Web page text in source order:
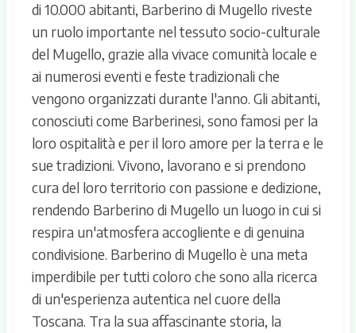
di 10.000 abitanti, Barberino di Mugello riveste
un ruolo importante nel tessuto socio-culturale
del Mugello, grazie alla vivace comunità locale e
ai numerosi eventi e feste tradizionali che
vengono organizzati durante l'anno. Gli abitanti,
conosciuti come Barberinesi, sono famosi per la
loro ospitalità e per il loro amore per la terra e le
sue tradizioni. Vivono, lavorano e si prendono
cura del loro territorio con passione e dedizione,
rendendo Barberino di Mugello un luogo in cui si
respira un'atmosfera accogliente e di genuina
condivisione. Barberino di Mugello è una meta
imperdibile per tutti coloro che sono alla ricerca
di un'esperienza autentica nel cuore della
Toscana. Tra la sua affascinante storia, la